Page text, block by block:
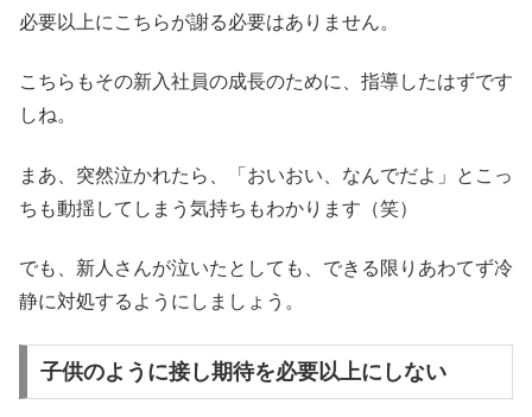
必要以上にこちらが謝る必要はありません。
こちらもその新入社員の成長のために、指導したはずです
しね。
まあ、突然泣かれたら、「おいおい、なんでだよ」とこっ
ちも動揺してしまう気持ちもわかります（笑）
でも、新人さんが泣いたとしても、できる限りあわてず冷
静に対処するようにしましょう。
子供のように接し期待を必要以上にしない